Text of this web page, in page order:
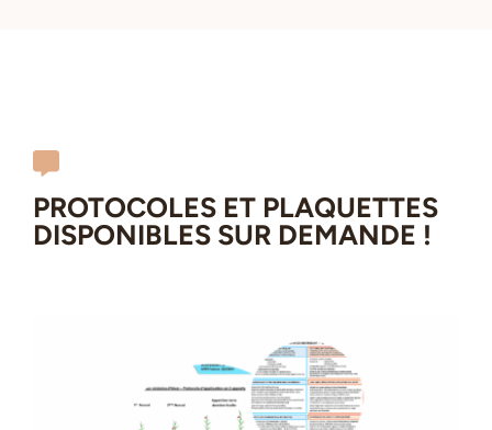
PROTOCOLES ET PLAQUETTES
DISPONIBLES SUR DEMANDE !